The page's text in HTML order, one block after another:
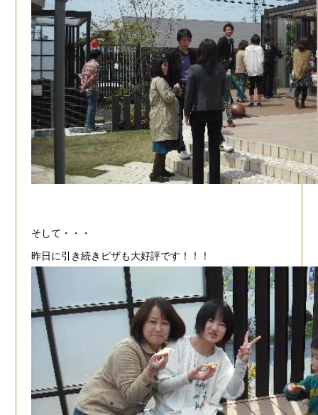
そして・・・
昨日に引き続きピザも大好評です！！！